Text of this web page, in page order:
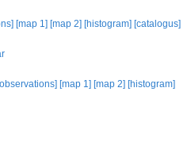
[map 1] [map 2] [histogram] [catalogus]
[map 1] [map 2] [histogram]